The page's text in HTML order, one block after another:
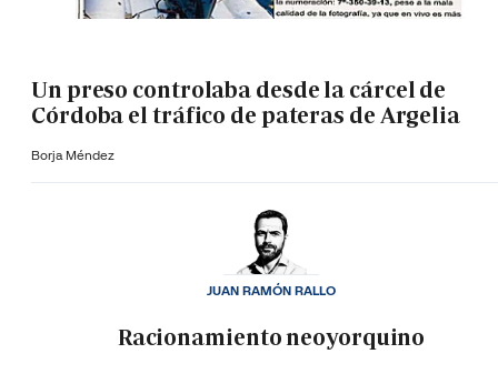
Un preso controlaba desde la cárcel de
Córdoba el tráfico de pateras de Argelia
Borja Méndez
Racionamiento neoyorquino
JUAN RAMÓN RALLO